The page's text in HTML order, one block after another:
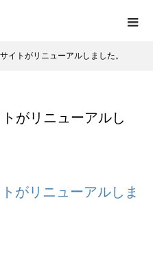
イトがリニューアルしました。
がリニューアルし
がリニューアルしま